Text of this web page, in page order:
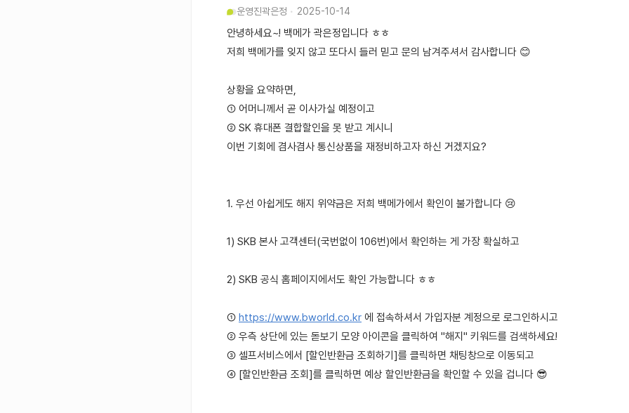
운영진곽은정 2025-10-14
안녕하세요~! 백메가 곽은정입니다 ㅎㅎ
저희 백메가를 잊지 않고 또다시 들러 믿고 문의 남겨주셔서 감사합니다 😊
상황을 요약하면,
① 어머니께서 곧 이사가실 예정이고
② SK 휴대폰 결합할인을 못 받고 계시니
이번 기회에 겸사겸사 통신상품을 재정비하고자 하신 거겠지요?
1. 우선 아쉽게도 해지 위약금은 저희 백메가에서 확인이 불가합니다 😢
1) SKB 본사 고객센터(국번없이 106번)에서 확인하는 게 가장 확실하고
2) SKB 공식 홈페이지에서도 확인 가능합니다 ㅎㅎ
① https://www.bworld.co.kr 에 접속하셔서 가입자분 계정으로 로그인하시고
② 우측 상단에 있는 돋보기 모양 아이콘을 클릭하여 "해지" 키워드를 검색하세요!
③ 셀프서비스에서 [할인반환금 조회하기]를 클릭하면 채팅창으로 이동되고
④ [할인반환금 조회]를 클릭하면 예상 할인반환금을 확인할 수 있을 겁니다 😎